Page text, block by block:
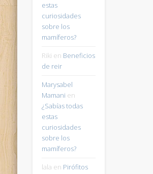
estas
curiosidades
sobre los
mamíferos?
Riki en Beneficios
de reir
Marysabel
Mamani en
¿Sabías todas
estas
curiosidades
sobre los
mamíferos?
lala en Pirófitos